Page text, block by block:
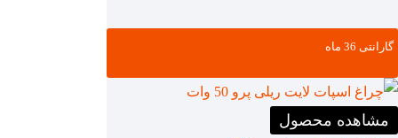
مشاهده محصول
گارانتی ‌36 ماه